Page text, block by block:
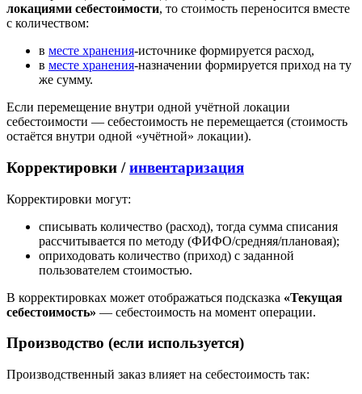
локациями себестоимости, то стоимость переносится вместе
с количеством:
в месте хранения-источнике формируется расход,
в месте хранения-назначении формируется приход на ту
же сумму.
Если перемещение внутри одной учётной локации
себестоимости — себестоимость не перемещается (стоимость
остаётся внутри одной «учётной» локации).
Корректировки /инвентаризация
Корректировки могут:
списывать количество (расход), тогда сумма списания
рассчитывается по методу (ФИФО/средняя/плановая);
оприходовать количество (приход) с заданной
пользователем стоимостью.
В корректировках может отображаться подсказка «Текущая
себестоимость» — себестоимость на момент операции.
Производство (если используется)
Производственный заказ влияет на себестоимость так: